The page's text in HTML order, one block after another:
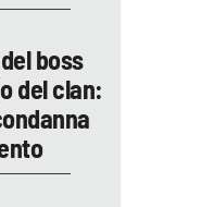
boss
del clan: